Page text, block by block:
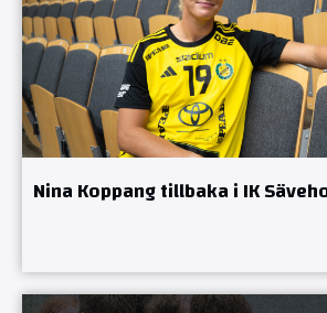
Nina Koppang tillbaka i IK